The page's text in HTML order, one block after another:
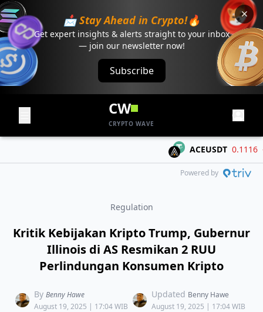
📩 Stay Ahead in Crypto!🔥
Get expert insights & alerts straight to your inbox
— join our newsletter now!
Subscribe
CW
CRYPTO WAVE
ACEUSDT 0.1116 -
Powered by
Regulation
Kritik Kebijakan Kripto Trump, Gubernur
Illinois di AS Resmikan 2 RUU
Perlindungan Konsumen Kripto
By Benny Hawe
August 19, 2025 | 17:04 WIB
Updated Benny Hawe
August 19, 2025 | 17:04 WIB